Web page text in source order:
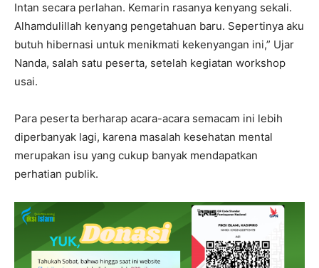
Intan secara perlahan. Kemarin rasanya kenyang sekali.
Alhamdulillah kenyang pengetahuan baru. Sepertinya aku
butuh hibernasi untuk menikmati kekenyangan ini,” Ujar
Nanda, salah satu peserta, setelah kegiatan workshop
usai.
Para peserta berharap acara-acara semacam ini lebih
diperbanyak lagi, karena masalah kesehatan mental
merupakan isu yang cukup banyak mendapatkan
perhatian publik.